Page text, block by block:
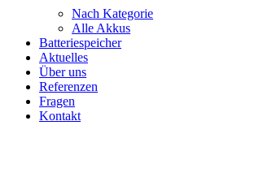
Nach Kategorie
Alle Akkus
Batteriespeicher
Aktuelles
Über uns
Referenzen
Fragen
Kontakt